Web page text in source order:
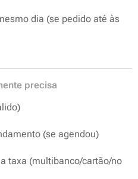
dia (se pedido até às
precisa
(se agendou)
taxa (multibanco/cartão/no